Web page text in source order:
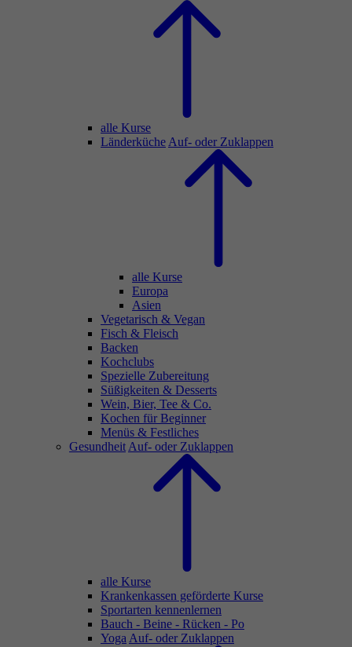
alle Kurse
Länderküche Auf- oder Zuklappen
alle Kurse
Europa
Asien
Vegetarisch & Vegan
Fisch & Fleisch
Backen
Kochclubs
Spezielle Zubereitung
Süßigkeiten & Desserts
Wein, Bier, Tee & Co.
Kochen für Beginner
Menüs & Festliches
Gesundheit Auf- oder Zuklappen
alle Kurse
Krankenkassen geförderte Kurse
Sportarten kennenlernen
Bauch - Beine - Rücken - Po
Yoga Auf- oder Zuklappen